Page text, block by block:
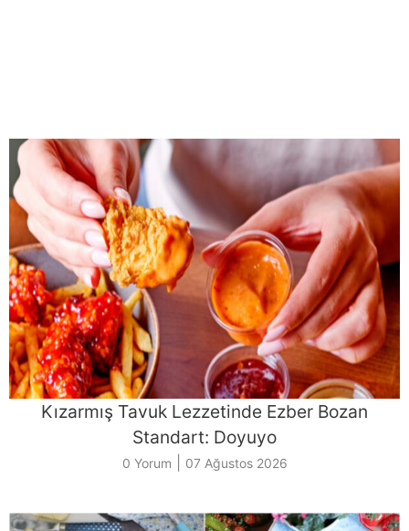
Kızarmış Tavuk Lezzetinde Ezber Bozan
Standart: Doyuyo
0 Yorum 07 Ağustos 2026